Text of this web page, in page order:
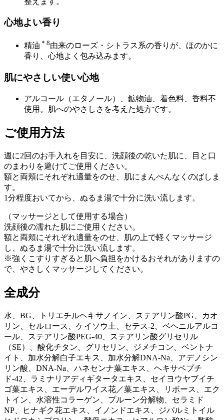
心地よい香り
精油 ＊8由来のローズ・シトラス系の香りが、ほのかに
香り、心地よく包み込みます。
肌にやさしい使い心地
アルコール（エタノール）、鉱物油、着色料、香料不
使用。肌へのやさしさを考えた処方です。
ご使用方法
週に2回のお手入れを目安に、洗顔後の乾いた肌に、目と口
のまわりを避けてご使用ください。
額と両頬にそれぞれ適量をのせ、肌にまんべんなくのばしま
す。
1分程度おいてから、ぬるま湯で十分に洗い流します。
（マッサージとして使用する場合）
洗顔後の濡れた肌にご使用ください。
額と両頬にそれぞれ適量をのせ、肌の上で軽くマッサージ
し、ぬるま湯で十分に洗い流します。
※強くこすりすぎると肌へ負担をかけるおそれがありますの
で、やさしくマッサージしてください。
全成分
水、BG、トリエチルヘキサノイン、ステアリン酸PG、カオ
リン、セルロース、ケイソウ土、セテス-2、ベヘニルアルコ
ール、ステアリン酸PEG-40、ステアリン酸グリセリル
（SE）、酸化チタン、グリセリン、ジメチコン、ベントナ
イト、加水分解白子エキス、加水分解DNA-Na、アデノシン
リン酸、DNA-Na、ハネセンナ葉エキス、ヘキサペプチ
ド-42、ラミナリアディギタータエキス、セイヨウヤブイチ
ゴ葉エキス、エーデルワイス花／葉エキス、リボース、エク
トイン、水溶性コラーゲン、プルーン分解物、セラミド
NP、ヒナギク花エキス、イノンドエキス、ジパルミトイル